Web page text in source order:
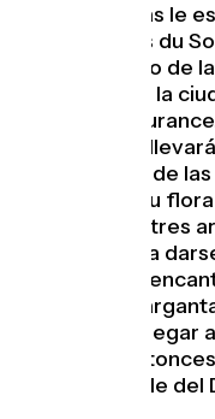
Dos maravillas le
P'tites routes du
hasta el fondo de
continuación, la
el valle del
agradable le
Méouge, una de
Alpes". Con su
románico de tres
perfecto para
Méouge son
salir de las
puerto para llegar
Marquise.
domina el valle del